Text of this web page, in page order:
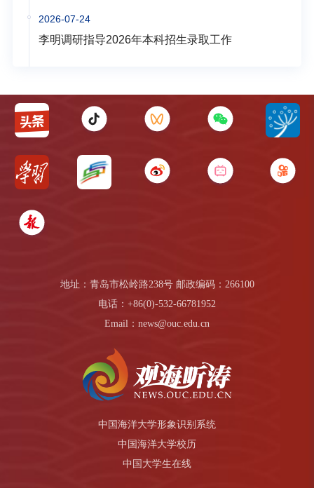
2026-07-24
李明调研指导2026年本科招生录取工作
地址：青岛市松岭路238号 邮政编码：266100
电话：+86(0)-532-66781952
Email：news@ouc.edu.cn
中国海洋大学形象识别系统
中国海洋大学校历
中国大学生在线